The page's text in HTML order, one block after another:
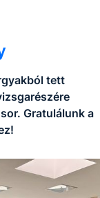
tett
Gratulálunk a